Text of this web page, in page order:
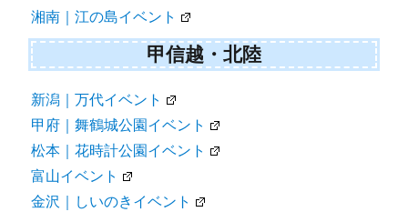
湘南｜江の島イベント
甲信越・北陸
新潟｜万代イベント
甲府｜舞鶴城公園イベント
松本｜花時計公園イベント
富山イベント
金沢｜しいのきイベント